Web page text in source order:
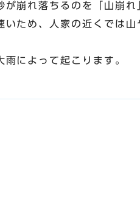
崩れ落ちるのを「山崩れ
ため、人家の近くでは
によって起こります。